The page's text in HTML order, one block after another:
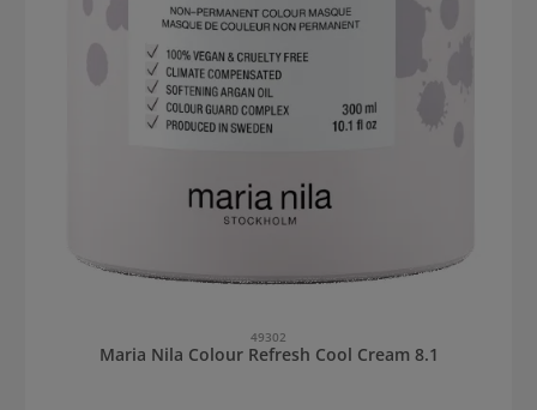
49302
Maria Nila Colour Refresh Cool Cream 8.1